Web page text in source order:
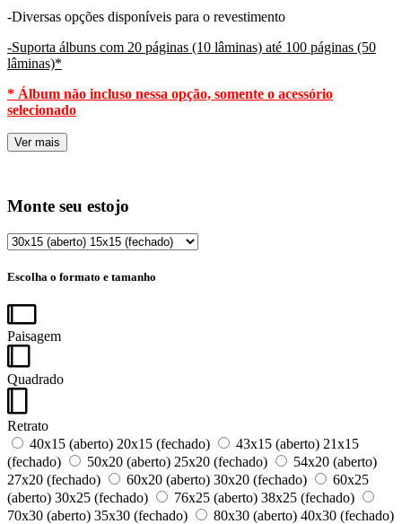
-Diversas opções disponíveis para o revestimento
-Suporta álbuns com 20 páginas (10 lâminas) até 100 páginas (50
lâminas)*
* Álbum não incluso nessa opção, somente o acessório
selecionado
Ver mais
Monte seu estojo
Escolha o formato e tamanho
Paisagem
Quadrado
Retrato
40x15 (aberto) 20x15 (fechado)
43x15 (aberto) 21x15
(fechado)
50x20 (aberto) 25x20 (fechado)
54x20 (aberto)
27x20 (fechado)
60x20 (aberto) 30x20 (fechado)
60x25
(aberto) 30x25 (fechado)
76x25 (aberto) 38x25 (fechado)
70x30 (aberto) 35x30 (fechado)
80x30 (aberto) 40x30 (fechado)